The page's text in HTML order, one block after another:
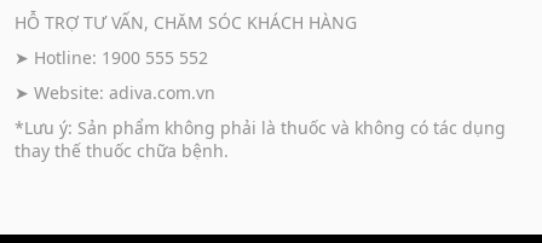
HỖ TRỢ TƯ VẤN, CHĂM SÓC KHÁCH HÀNG
➤ Hotline: 1900 555 552
➤ Website: adiva.com.vn
*Lưu ý: Sản phẩm không phải là thuốc và không có tác dụng
thay thế thuốc chữa bệnh.